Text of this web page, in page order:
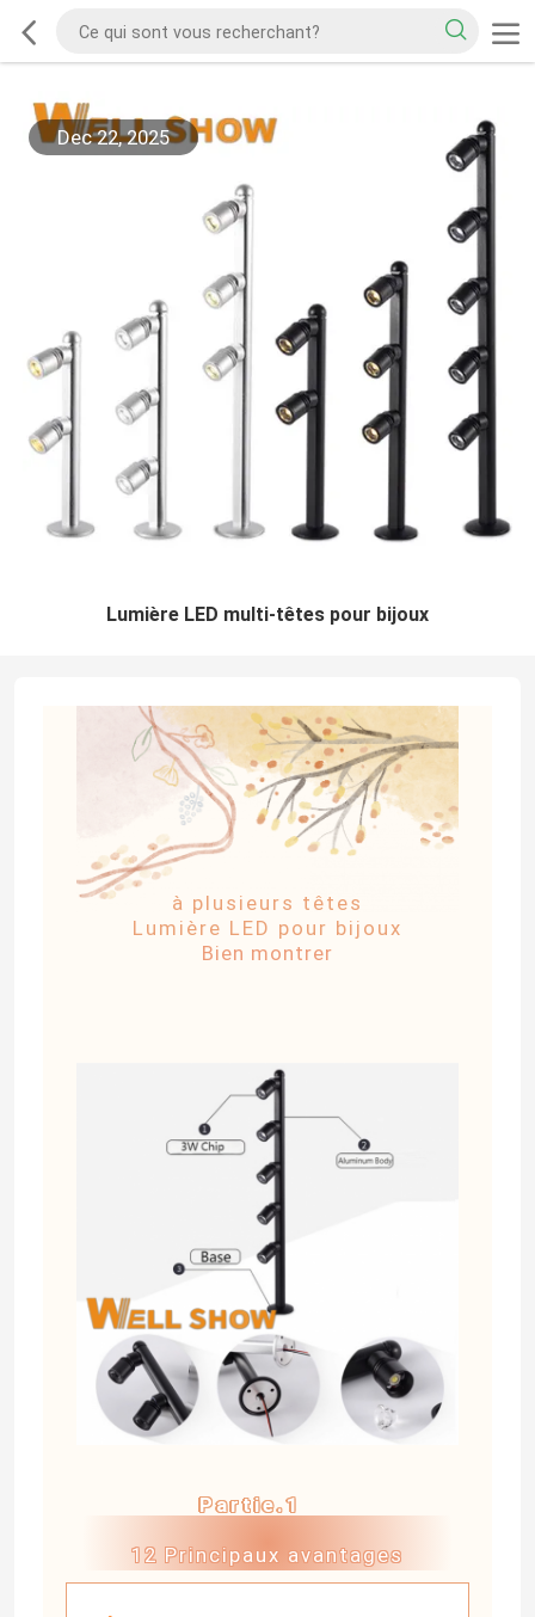
Dec 22, 2025
Lumière LED multi-têtes pour bijoux
à plusieurs têtes
Lumière LED pour bijoux
Bien montrer
Partie.1
12 Principaux avantages